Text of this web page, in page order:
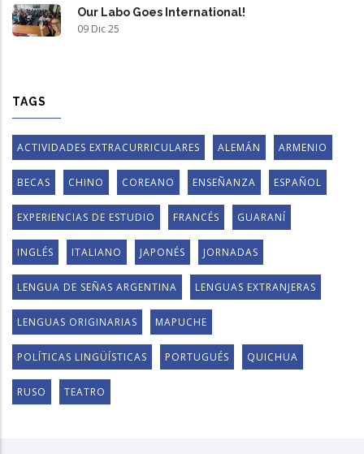
Our Labo Goes International!
09 Dic 25
TAGS
ACTIVIDADES EXTRACURRICULARES ALEMÁN ARMENIO
BECAS CHINO COREANO ENSEÑANZA ESPAÑOL
EXPERIENCIAS DE ESTUDIO FRANCÉS GUARANÍ
INGLÉS ITALIANO JAPONÉS JORNADAS
LENGUA DE SEÑAS ARGENTINA LENGUAS EXTRANJERAS
LENGUAS ORIGINARIAS MAPUCHE
POLÍTICAS LINGÜÍSTICAS PORTUGUÉS QUICHUA
RUSO TEATRO